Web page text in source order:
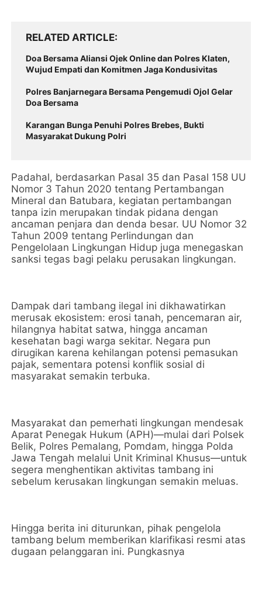
RELATED ARTICLE
Doa Bersama Aliansi Ojek Online dan Polres Klaten,
Wujud Empati dan Komitmen Jaga Kondusivitas
Polres Banjarnegara Bersama Pengemudi Ojol Gelar
Doa Bersama
Karangan Bunga Penuhi Polres Brebes, Bukti
Masyarakat Dukung Polri
Padahal, berdasarkan Pasal 35 dan Pasal 158 UU
Nomor 3 Tahun 2020 tentang Pertambangan
Mineral dan Batubara, kegiatan pertambangan
tanpa izin merupakan tindak pidana dengan
ancaman penjara dan denda besar. UU Nomor 32
Tahun 2009 tentang Perlindungan dan
Pengelolaan Lingkungan Hidup juga menegaskan
sanksi tegas bagi pelaku perusakan lingkungan.
Dampak dari tambang ilegal ini dikhawatirkan
merusak ekosistem: erosi tanah, pencemaran air,
hilangnya habitat satwa, hingga ancaman
kesehatan bagi warga sekitar. Negara pun
dirugikan karena kehilangan potensi pemasukan
pajak, sementara potensi konflik sosial di
masyarakat semakin terbuka.
Masyarakat dan pemerhati lingkungan mendesak
Aparat Penegak Hukum (APH)—mulai dari Polsek
Belik, Polres Pemalang, Pomdam, hingga Polda
Jawa Tengah melalui Unit Kriminal Khusus—untuk
segera menghentikan aktivitas tambang ini
sebelum kerusakan lingkungan semakin meluas.
Hingga berita ini diturunkan, pihak pengelola
tambang belum memberikan klarifikasi resmi atas
dugaan pelanggaran ini. Pungkasnya